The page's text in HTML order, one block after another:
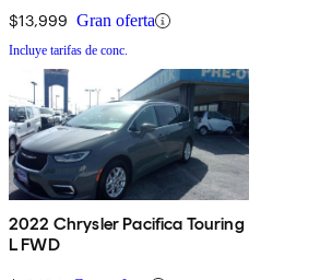
$13,999 Gran oferta
Incluye tarifas de conc.
2022 Chrysler Pacifica Touring
L FWD